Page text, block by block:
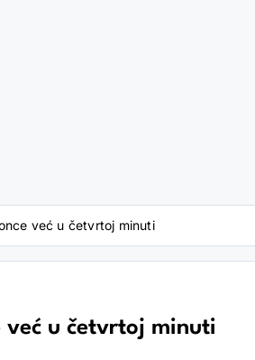
već u četvrtoj minuti
već u četvrtoj minuti